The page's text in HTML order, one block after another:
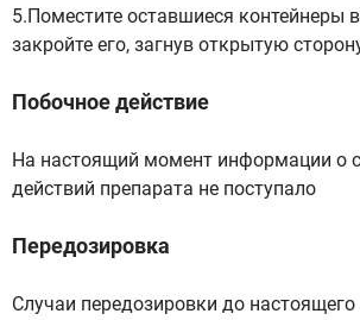
5.Поместите оставшиеся контейнеры
закройте его, загнув открытую
Побочное действие
На настоящий момент информации о
действий препарата не поступало
Передозировка
Случаи передозировки до